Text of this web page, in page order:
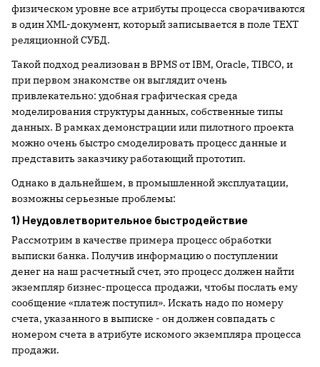
физическом уровне все атрибуты процесса сворачиваются
в один XML-документ, который записывается в поле TEXT
реляционной СУБД.
Такой подход реализован в BPMS от IBM, Oracle, TIBCO, и
при первом знакомстве он выглядит очень
привлекательно: удобная графическая среда
моделирования структуры данных, собственные типы
данных. В рамках демонстрации или пилотного проекта
можно очень быстро смоделировать процесс данные и
представить заказчику работающий прототип.
Однако в дальнейшем, в промышленной эксплуатации,
возможны серьезные проблемы:
1) Неудовлетворительное быстродействие
Рассмотрим в качестве примера процесс обработки
выписки банка. Получив информацию о поступлении
денег на наш расчетный счет, это процесс должен найти
экземпляр бизнес-процесса продажи, чтобы послать ему
сообщение «платеж поступил». Искать надо по номеру
счета, указанного в выписке - он должен совпадать с
номером счета в атрибуте искомого экземпляра процесса
продажи.